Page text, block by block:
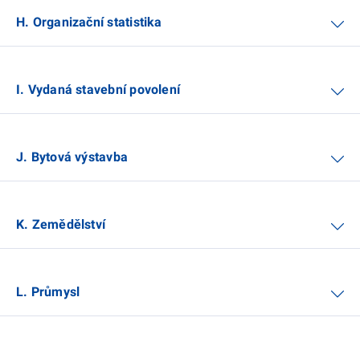
H. Organizační statistika
I. Vydaná stavební povolení
J. Bytová výstavba
K. Zemědělství
L. Průmysl